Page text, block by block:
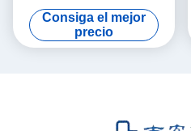
artículos para mujeres
Consiga el mejor
precio